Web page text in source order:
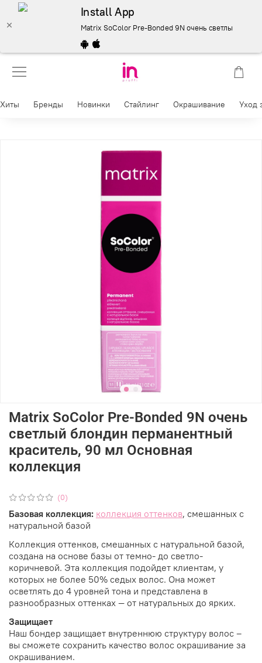
Install App
Matrix SoColor Pre-Bonded 9N очень светлый
Хиты Бренды Новинки Стайлинг Окрашивание Уход
(0)
Matrix SoColor Pre-Bonded 9N очень
светлый блондин перманентный
краситель, 90 мл Основная
коллекция
Базовая коллекция: коллекция оттенков, смешанных с
натуральной базой
Коллекция оттенков, смешанных с натуральной базой,
создана на основе базы от темно- до светло-
коричневой. Эта коллекция подойдет клиентам, у
которых не более 50% седых волос. Она может
осветлять до 4 уровней тона и представлена в
разнообразных оттенках — от натуральных до ярких.
Защищает
Наш бондер защищает внутреннюю структуру волос –
вы сможете сохранить качество волос окрашивание за
окрашиванием.